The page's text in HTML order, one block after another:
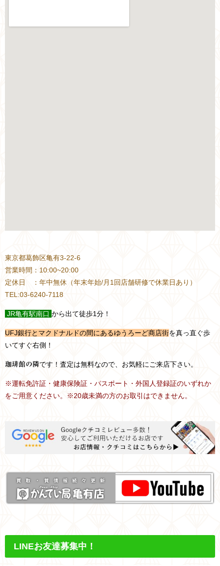
東京都葛飾区亀有3-22-6
営業時間：10:00~20:00
定休日 ：年中無休（年末年始/月1回店舗研修で休業日あり）
TEL:03-6240-7118
JR亀有駅南口 から出て徒歩1分！
UFJ銀行とマクドナルドの間にあるゆうろーど商店街を真っ直ぐ歩
いてすぐ右側！
珈琲館の隣です！査定は無料なので、お気軽にご来店下さい。
※運転免許証・健康保険証・パスポート・外国人登録証のいずれか
をご用意ください。※20歳未満の方のお取引はできません。
LINEお友達募集中！